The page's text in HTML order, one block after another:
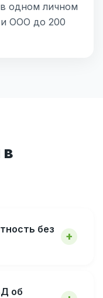
одном личном
ООО до 200
без
об